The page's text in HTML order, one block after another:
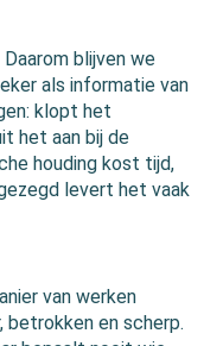
blijven we
als informatie van
klopt het
het aan bij de
houding kost tijd,
levert het vaak
van werken
betrokken en scherp.